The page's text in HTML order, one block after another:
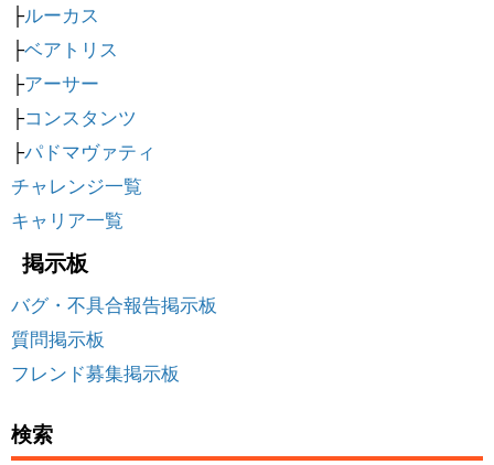
├ルーカス
├ベアトリス
├アーサー
├コンスタンツ
├パドマヴァティ
チャレンジ一覧
キャリア一覧
掲示板
バグ・不具合報告掲示板
質問掲示板
フレンド募集掲示板
検索